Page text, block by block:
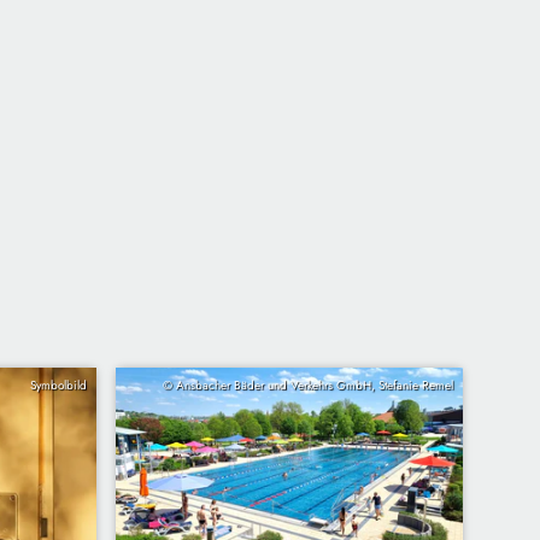
Symbolbild © Ansbacher Bäder und Verkehrs GmbH, Stefanie Remel